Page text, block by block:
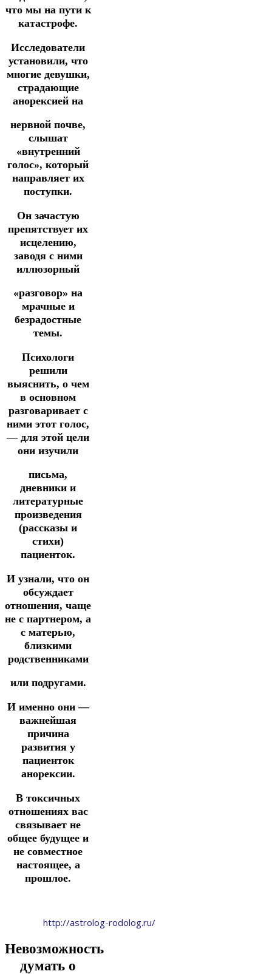
что мы на пути к
катастрофе.
Исследователи
установили, что
многие девушки,
страдающие
анорексией на
нервной почве,
слышат
«внутренний
голос», который
направляет их
поступки.
Он зачастую
препятствует их
исцелению,
заводя с ними
иллюзорный
«разговор» на
мрачные и
безрадостные
темы.
Психологи
решили
выяснить, о чем
в основном
разговаривает с
ними этот голос,
— для этой цели
они изучили
письма,
дневники и
литературные
произведения
(рассказы и
стихи)
пациенток.
И узнали, что он
обсуждает
отношения, чаще
не с партнером, а
с матерью,
близкими
родственниками
или подругами.
И именно они —
важнейшая
причина
развития у
пациенток
анорексии.
В токсичных
отношениях вас
связывает не
общее будущее и
не совместное
настоящее, а
прошлое.
http://astrolog-rodolog.ru/
Невозможность
думать о